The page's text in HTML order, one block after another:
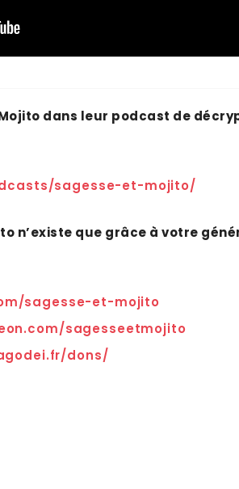
dans leur podcast de
sagesse-et-mojito/
n’existe que grâce à votre
sagesse-et-mojito
sagesseetmojito
dons/